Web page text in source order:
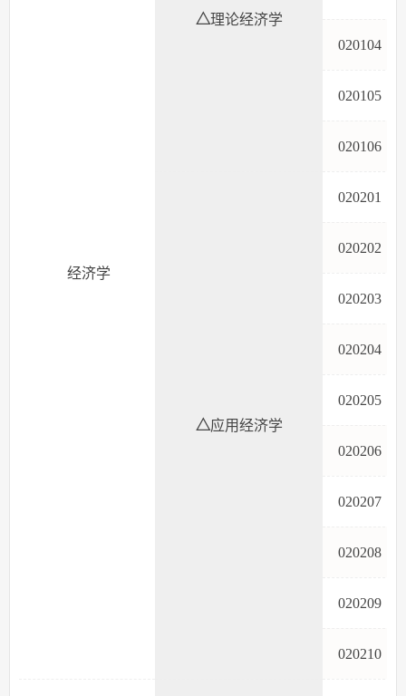
经济学
△理论经济学
△应用经济学